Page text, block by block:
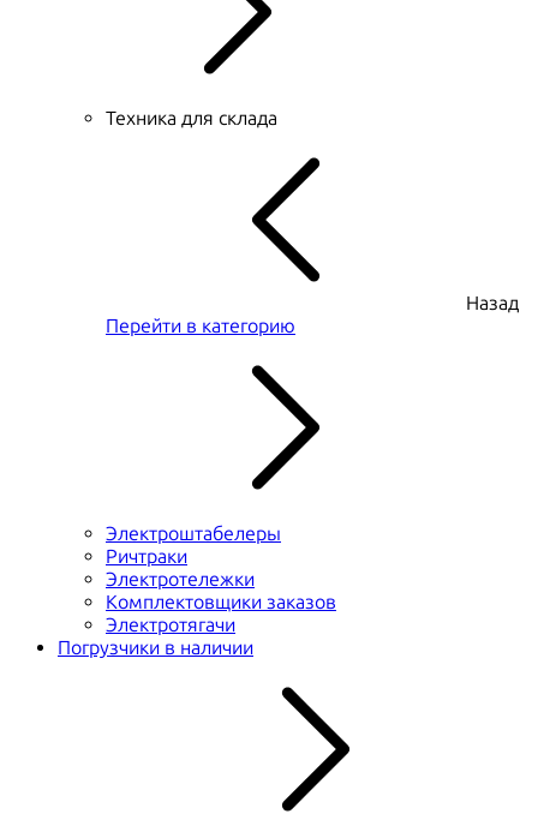
Техника для склада
Назад
Перейти в категорию
Электроштабелеры
Ричтраки
Электротележки
Комплектовщики заказов
Электротягачи
Погрузчики в наличии